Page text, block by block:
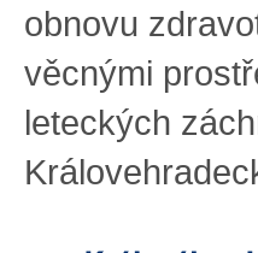
obnovu
věcnými
leteckých